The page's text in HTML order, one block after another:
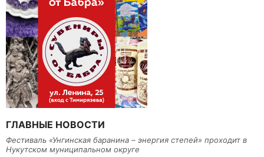
ГЛАВНЫЕ НОВОСТИ
Фестиваль «Унгинская баранина – энергия степей» проходит в
Нукутском муниципальном округе